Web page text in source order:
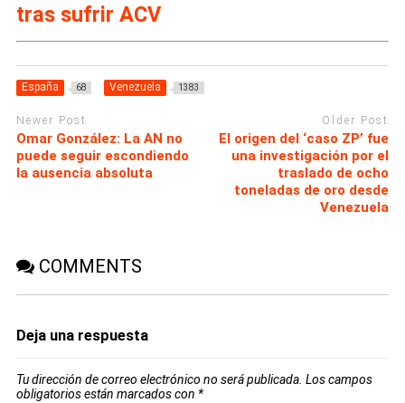
tras sufrir ACV
España 68 Venezuela 1383
Newer Post
Omar González: La AN no
puede seguir escondiendo
la ausencia absoluta
Older Post
El origen del ‘caso ZP’ fue
una investigación por el
traslado de ocho
toneladas de oro desde
Venezuela
COMMENTS
Deja una respuesta
Tu dirección de correo electrónico no será publicada. Los campos
obligatorios están marcados con *